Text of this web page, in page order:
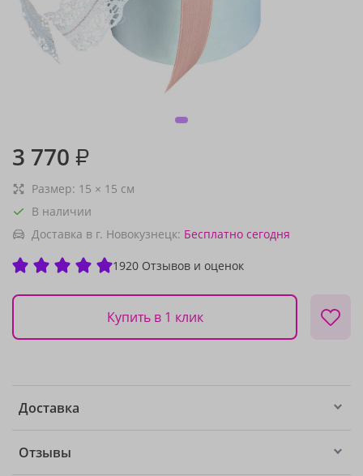
3 770 ₽
Размер: 15 × 15 см
В наличии
Доставка в г. Новокузнецк: Бесплатно сегодня
1920 Отзывов и оценок
Купить в 1 клик
Доставка
Отзывы